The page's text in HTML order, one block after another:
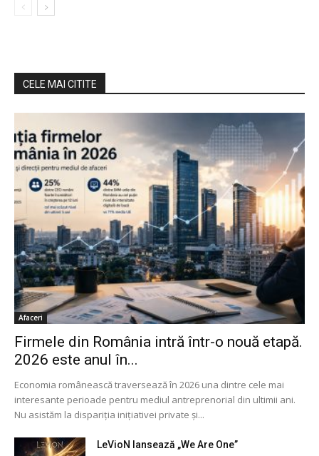
CELE MAI CITITE
Afaceri
Firmele din România intră într-o nouă etapă.
2026 este anul în...
Economia românească traversează în 2026 una dintre cele mai
interesante perioade pentru mediul antreprenorial din ultimii ani.
Nu asistăm la dispariția inițiativei private și...
LeVioN lansează „We Are One”